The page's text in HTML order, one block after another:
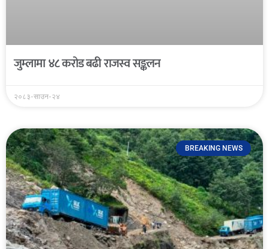
जुम्लामा ४८ करोड बढी राजस्व सङ्कलन
२०८३-साउन-२४
BREAKING NEWS